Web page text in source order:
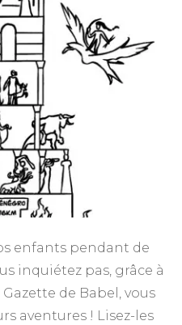
–
GCU
2025
enfants pendant de
inquiétez pas, grâce à
de Babel, vous
aventures ! Lisez-les